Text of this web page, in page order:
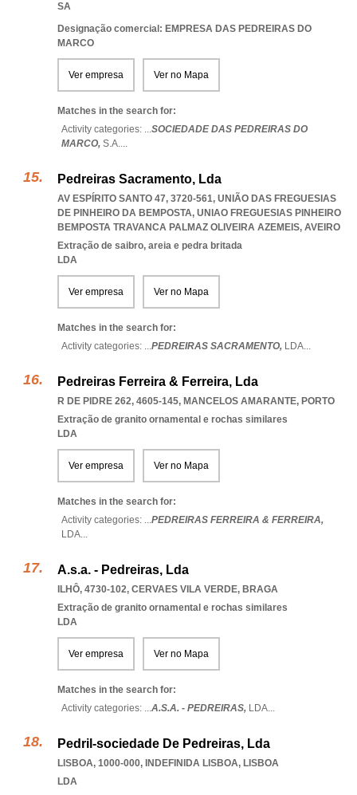
SA
Designação comercial: EMPRESA DAS PEDREIRAS DO
MARCO
Ver empresa Ver no Mapa
Matches in the search for:
Activity categories: ...SOCIEDADE DAS PEDREIRAS DO
MARCO, S.A....
Pedreiras Sacramento, Lda
AV ESPÍRITO SANTO 47, 3720-561, UNIÃO DAS FREGUESIAS
DE PINHEIRO DA BEMPOSTA, UNIAO FREGUESIAS PINHEIRO
BEMPOSTA TRAVANCA PALMAZ OLIVEIRA AZEMEIS, AVEIRO
Extração de saibro, areia e pedra britada
LDA
Ver empresa Ver no Mapa
Matches in the search for:
Activity categories: ...PEDREIRAS SACRAMENTO, LDA...
Pedreiras Ferreira & Ferreira, Lda
R DE PIDRE 262, 4605-145, MANCELOS AMARANTE, PORTO
Extração de granito ornamental e rochas similares
LDA
Ver empresa Ver no Mapa
Matches in the search for:
Activity categories: ...PEDREIRAS FERREIRA & FERREIRA,
LDA...
A.s.a. - Pedreiras, Lda
ILHÔ, 4730-102, CERVAES VILA VERDE, BRAGA
Extração de granito ornamental e rochas similares
LDA
Ver empresa Ver no Mapa
Matches in the search for:
Activity categories: ...A.S.A. - PEDREIRAS, LDA...
Pedril-sociedade De Pedreiras, Lda
LISBOA, 1000-000, INDEFINIDA LISBOA, LISBOA
LDA